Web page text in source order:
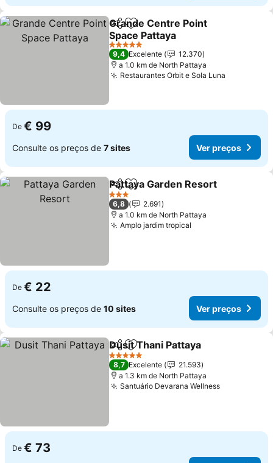
PartilharAdicionar aos favoritos
Grande Centre Point
Space Pattaya
Ver preços
5 Estrelas
9,4 Excelente
12.370
a 1.0 km de North Pattaya
Restaurantes Orbit e Sola Luna
De € 99
Consulte os preços de 7 sites Ver preços
PartilharAdicionar aos favoritos
Pattaya Garden Resort
3 Estrelas
6,8
2.691
a 1.0 km de North Pattaya
Amplo jardim tropical
De € 22
Consulte os preços de 10 sites Ver preços
PartilharAdicionar aos favoritos
Dusit Thani Pattaya
5 Estrelas
8,7 Excelente
21.593
a 1.3 km de North Pattaya
Santuário Devarana WellnessVer preços
De € 73